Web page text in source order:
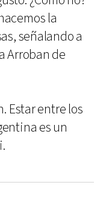
la
señalando a
Arroban de
Estar entre los
es un